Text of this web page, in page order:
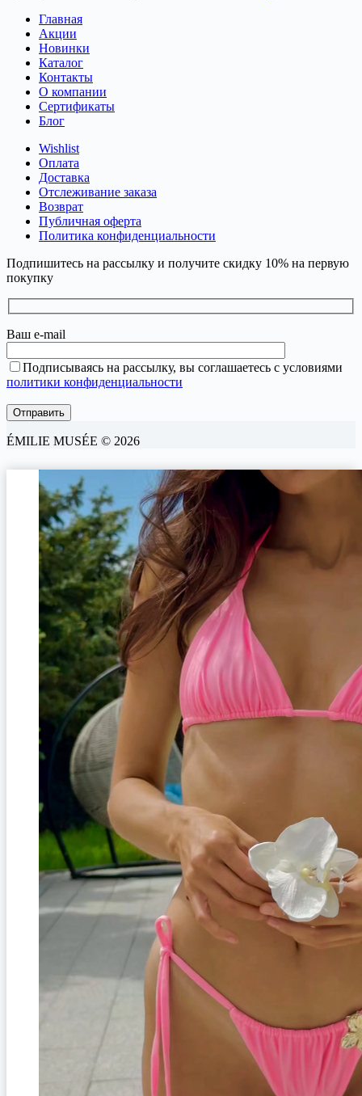
Главная
Акции
Новинки
Каталог
Контакты
О компании
Сертификаты
Блог
Wishlist
Оплата
Доставка
Отслеживание заказа
Возврат
Публичная оферта
Политика конфиденциальности
Подпишитесь на рассылку и получите скидку 10% на первую
покупку
Ваш e-mail
Подписываясь на рассылку, вы соглашаетесь с условиями
политики конфиденциальности
ÉMILIE MUSÉE © 2026